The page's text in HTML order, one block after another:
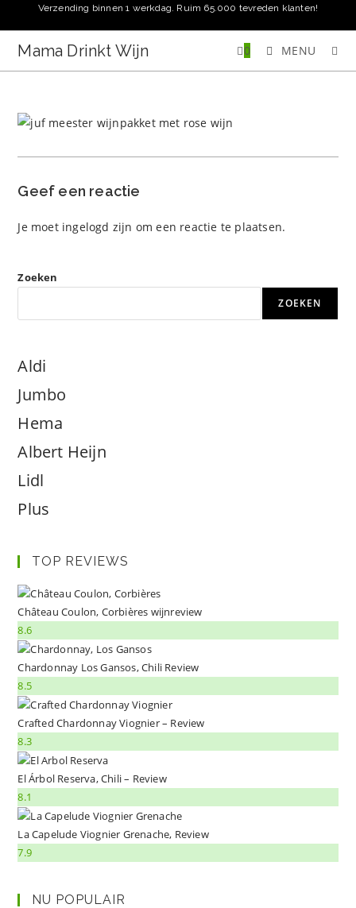
naar
inhoud
Verzending binnen 1 werkdag. Ruim 65.000 tevreden klanten!
Mama Drinkt Wijn 0 MENU
Geef een reactie
Je moet ingelogd zijn om een reactie te plaatsen.
Zoeken
ZOEKEN
Aldi
Jumbo
Hema
Albert Heijn
Lidl
Plus
TOP REVIEWS
Château Coulon, Corbières wijnreview
8.6
Chardonnay Los Gansos, Chili Review
8.5
Crafted Chardonnay Viognier – Review
8.3
El Árbol Reserva, Chili – Review
8.1
La Capelude Viognier Grenache, Review
7.9
NU POPULAIR